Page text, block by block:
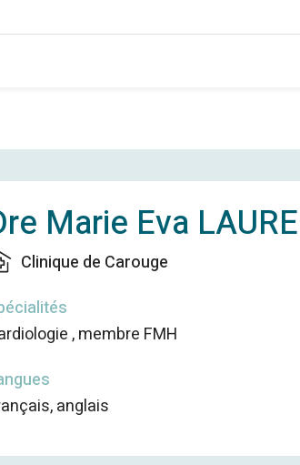
Marie Eva
Clinique de Carouge
, membre FMH
anglais